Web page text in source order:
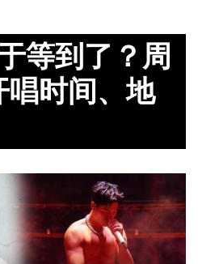
等到了？周
唱时间、地